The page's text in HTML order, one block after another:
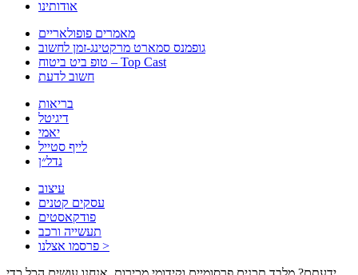
אודותינו
מאמרים פופולאריים
גופמנס סמארט מרקטינג-זמן לחשוב
טופ ביט ביטוח – Top Cast
חשוב לדעת
בריאות
דיגיטל
יאמי
לייף סטייל
נדל״ן
עיצוב
עסקים קטנים
פודקאסטים
תעשייה ורכב
פרסמו אצלנו >